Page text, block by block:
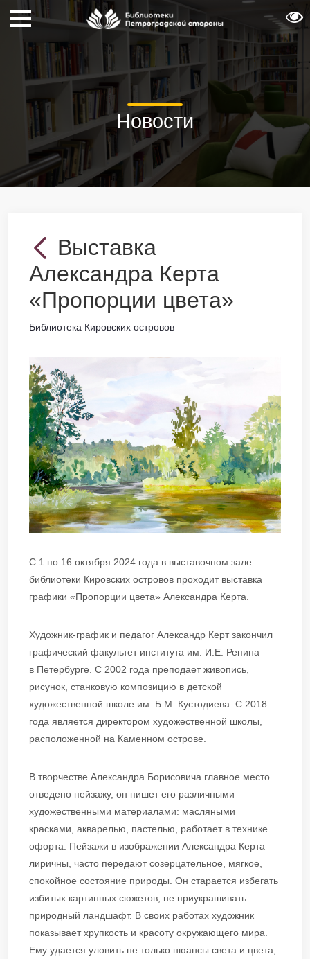
Новости
Выставка
Александра Керта
«Пропорции цвета»
Библиотека Кировских островов
С 1 по 16 октября 2024 года в выставочном зале
библиотеки Кировских островов проходит выставка
графики «Пропорции цвета» Александра Керта.
Художник-график и педагог Александр Керт закончил
графический факультет института им. И.Е. Репина
в Петербурге. С 2002 года преподает живопись,
рисунок, станковую композицию в детской
художественной школе им. Б.М. Кустодиева. С 2018
года является директором художественной школы,
расположенной на Каменном острове.
В творчестве Александра Борисовича главное место
отведено пейзажу, он пишет его различными
художественными материалами: масляными
красками, акварелью, пастелью, работает в технике
офорта. Пейзажи в изображении Александра Керта
лиричны, часто передают созерцательное, мягкое,
спокойное состояние природы. Он старается избегать
избитых картинных сюжетов, не приукрашивать
природный ландшафт. В своих работах художник
показывает хрупкость и красоту окружающего мира.
Ему удается уловить не только нюансы света и цвета,